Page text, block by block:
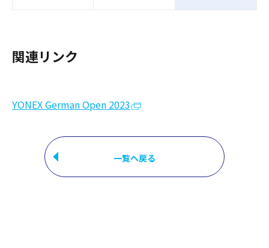
関連リンク
YONEX German Open 2023
一覧へ戻る